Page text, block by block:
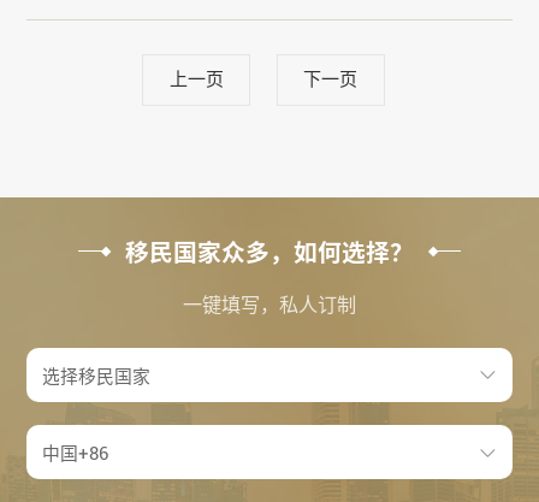
止日2026年12月31日。对比加勒
上一页 下一页
移民国家众多，如何选择？
一键填写，私人订制